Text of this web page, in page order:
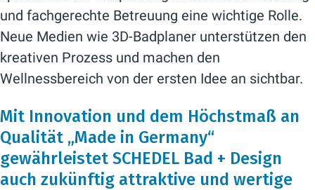
und fachgerechte Betreuung eine wichtige Rolle.
Neue Medien wie 3D-Badplaner unterstützen den
kreativen Prozess und machen den
Wellnessbereich von der ersten Idee an sichtbar.
Mit Innovation und dem Höchstmaß an
Qualität „Made in Germany“
gewährleistet SCHEDEL Bad + Design
auch zukünftig attraktive und wertige